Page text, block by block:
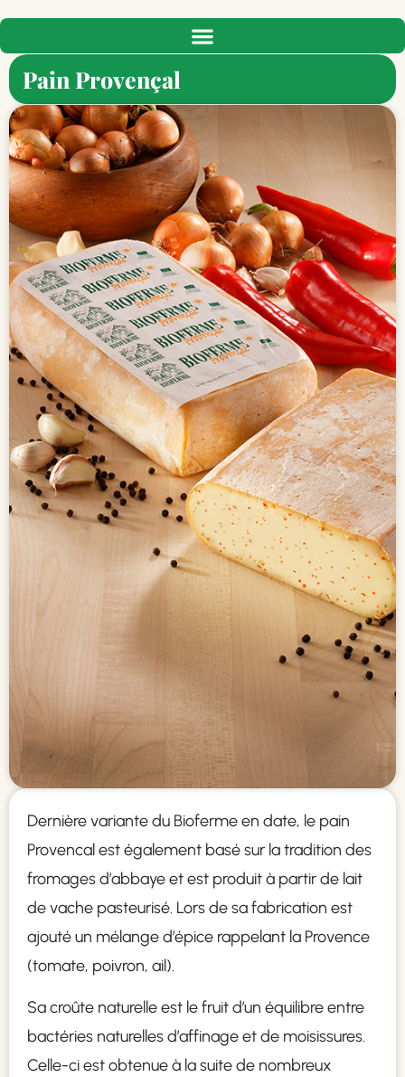
Pain Provençal
Dernière variante du Bioferme en date, le pain
Provencal est également basé sur la tradition des
fromages d’abbaye et est produit à partir de lait
de vache pasteurisé. Lors de sa fabrication est
ajouté un mélange d’épice rappelant la Provence
(tomate, poivron, ail).
Sa croûte naturelle est le fruit d’un équilibre entre
bactéries naturelles d’affinage et de moisissures.
Celle-ci est obtenue à la suite de nombreux